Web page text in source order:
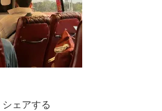
シェアする